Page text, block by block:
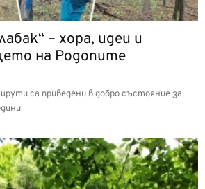
– хора, идеи и
на Родопите
са приведени в добро състояние за